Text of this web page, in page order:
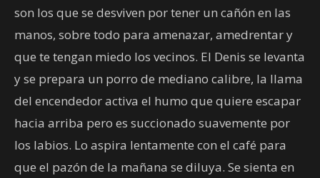
son los que se desviven por tener un cañón en las
manos, sobre todo para amenazar, amedrentar y
que te tengan miedo los vecinos. El Denis se levanta
y se prepara un porro de mediano calibre, la llama
del encendedor activa el humo que quiere escapar
hacia arriba pero es succionado suavemente por
los labios. Lo aspira lentamente con el café para
que el pazón de la mañana se diluya. Se sienta en